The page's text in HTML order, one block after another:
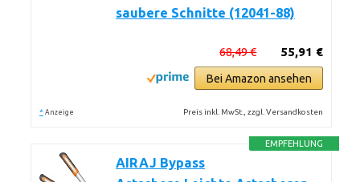
saubere Schnitte (12041-88)
55,91 €
68,49 €
Bei Amazon ansehen
* Anzeige Preis inkl. MwSt., zzgl. Versandkosten
EMPFEHLUNG
AIRAJ Bypass